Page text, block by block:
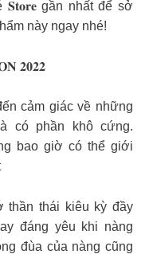
gần nhất để sở
này ngay nhé!
𝟐𝟎𝟐𝟐
cảm giác về những
có phần khô cứng.
bao giờ có thể giới
thần thái kiêu kỳ đầy
đáng yêu khi nàng
đùa của nàng cũng